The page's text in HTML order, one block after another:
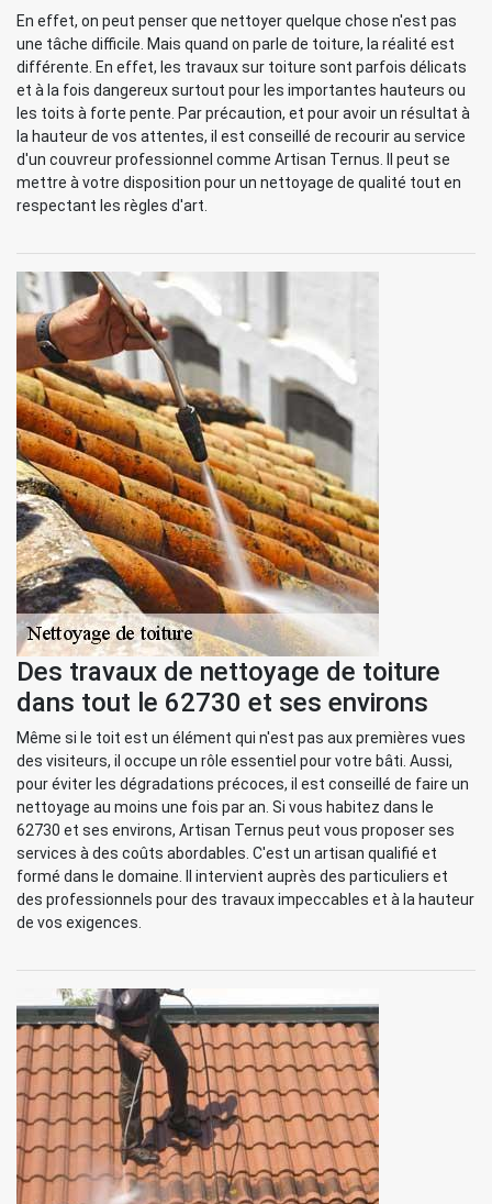
En effet, on peut penser que nettoyer quelque chose n'est pas
une tâche difficile. Mais quand on parle de toiture, la réalité est
différente. En effet, les travaux sur toiture sont parfois délicats
et à la fois dangereux surtout pour les importantes hauteurs ou
les toits à forte pente. Par précaution, et pour avoir un résultat à
la hauteur de vos attentes, il est conseillé de recourir au service
d'un couvreur professionnel comme Artisan Ternus. Il peut se
mettre à votre disposition pour un nettoyage de qualité tout en
respectant les règles d'art.
Des travaux de nettoyage de toiture
dans tout le 62730 et ses environs
Même si le toit est un élément qui n'est pas aux premières vues
des visiteurs, il occupe un rôle essentiel pour votre bâti. Aussi,
pour éviter les dégradations précoces, il est conseillé de faire un
nettoyage au moins une fois par an. Si vous habitez dans le
62730 et ses environs, Artisan Ternus peut vous proposer ses
services à des coûts abordables. C'est un artisan qualifié et
formé dans le domaine. Il intervient auprès des particuliers et
des professionnels pour des travaux impeccables et à la hauteur
de vos exigences.